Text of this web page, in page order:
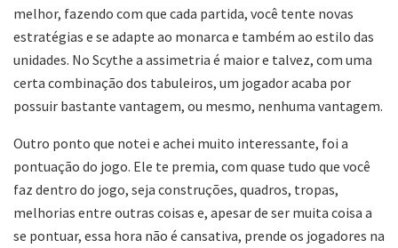
melhor, fazendo com que cada partida, você tente novas
estratégias e se adapte ao monarca e também ao estilo das
unidades. No Scythe a assimetria é maior e talvez, com uma
certa combinação dos tabuleiros, um jogador acaba por
possuir bastante vantagem, ou mesmo, nenhuma vantagem.
Outro ponto que notei e achei muito interessante, foi a
pontuação do jogo. Ele te premia, com quase tudo que você
faz dentro do jogo, seja construções, quadros, tropas,
melhorias entre outras coisas e, apesar de ser muita coisa a
se pontuar, essa hora não é cansativa, prende os jogadores na